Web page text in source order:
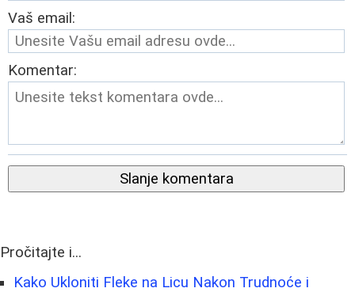
Vaš email:
Komentar:
Slanje komentara
Pročitajte i...
Kako Ukloniti Fleke na Licu Nakon Trudnoće i